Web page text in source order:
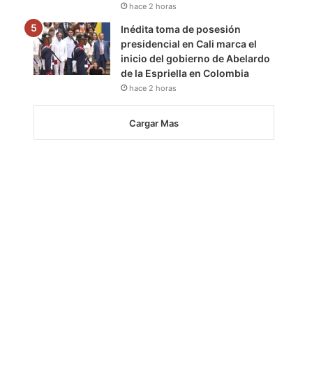
hace 2 horas
Inédita toma de posesión
presidencial en Cali marca el
inicio del gobierno de Abelardo
de la Espriella en Colombia
hace 2 horas
Cargar Mas